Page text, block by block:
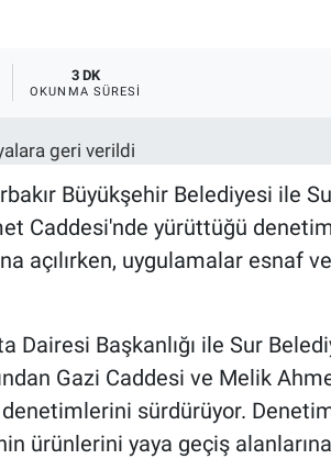
3 DK
OKUNMA SÜRESI
Büyükşehir Belediyesi ile
Caddesi'nde yürüttüğü
açılırken, uygulamalar esnaf
Dairesi Başkanlığı ile Sur
Gazi Caddesi ve Melik
denetimlerini sürdürüyor.
ürünlerini yaya geçiş